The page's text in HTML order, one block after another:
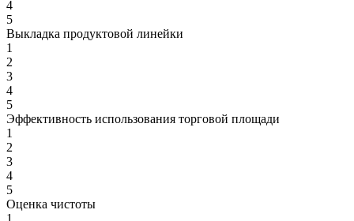
4
5
Выкладка продуктовой линейки
1
2
3
4
5
Эффективность использования торговой площади
1
2
3
4
5
Оценка чистоты